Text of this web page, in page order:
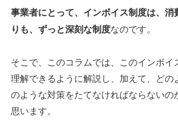
事業者にとって、インボイス制度は、消
りも、ずっと深刻な制度なのです。
そこで、このコラムでは、このインボイ
理解できるように解説し、加えて、どの
のような対策をたてなければならないの
思います。